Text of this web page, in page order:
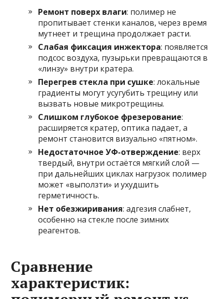
Ремонт поверх влаги: полимер не
пропитывает стенки каналов, через время
мутнеет и трещина продолжает расти.
Слабая фиксация инжектора: появляется
подсос воздуха, пузырьки превращаются в
«линзу» внутри кратера.
Перегрев стекла при сушке: локальные
градиенты могут усугубить трещину или
вызвать новые микротрещины.
Слишком глубокое фрезерование:
расширяется кратер, оптика падает, а
ремонт становится визуально «пятном».
Недостаточное УФ-отверждение: верх
твердый, внутри остаётся мягкий слой —
при дальнейших циклах нагрузок полимер
может «выползти» и ухудшить
герметичность.
Нет обезжиривания: адгезия слабнет,
особенно на стекле после зимних
реагентов.
Сравнение
характеристик: